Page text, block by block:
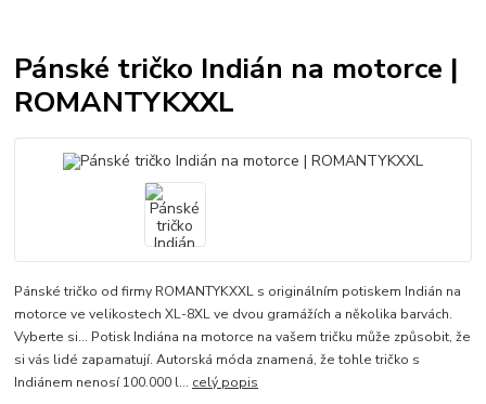
Pánské tričko Indián na motorce |
ROMANTYKXXL
Pánské tričko od firmy ROMANTYKXXL s originálním potiskem Indián na
motorce ve velikostech XL-8XL ve dvou gramážích a několika barvách.
Vyberte si... Potisk Indiána na motorce na vašem tričku může způsobit, že
si vás lidé zapamatují. Autorská móda znamená, že tohle tričko s
Indiánem nenosí 100.000 l... celý popis